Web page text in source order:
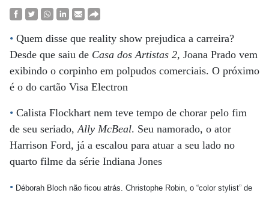
• Quem disse que reality show prejudica a carreira?
Desde que saiu de Casa dos Artistas 2, Joana Prado vem
exibindo o corpinho em polpudos comerciais. O próximo
é o do cartão Visa Electron
• Calista Flockhart nem teve tempo de chorar pelo fim
de seu seriado,Ally McBeal. Seu namorado, o ator
Harrison Ford, já a escalou para atuar a seu lado no
quarto filme da série Indiana Jones
• Déborah Bloch não ficou atrás. Christophe Robin, o “color stylist” de